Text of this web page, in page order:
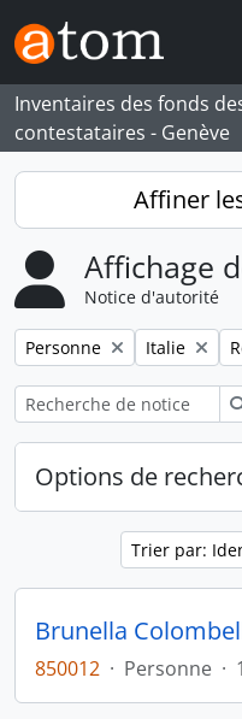
Skip to main content
Inventaires des fonds
contestataires - Genève
Affiner
Affichage
Notice d'autorité
Remove filter:
Personne Remove
Italie
Options de
Trier par:
Brunella
850012 · Personne ·